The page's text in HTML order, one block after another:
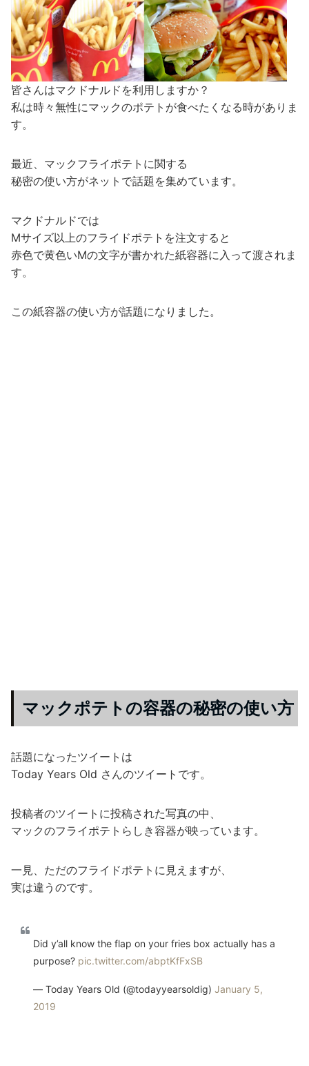
皆さんはマクドナルドを利用しますか？
私は時々無性にマックのポテトが食べたくなる時がありま
す。
最近、マックフライポテトに関する
秘密の使い方がネットで話題を集めています。
マクドナルドでは
Mサイズ以上のフライドポテトを注文すると
赤色で黄色いMの文字が書かれた紙容器に入って渡されま
す。
この紙容器の使い方が話題になりました。
マックポテトの容器の秘密の使い方
話題になったツイートは
Today Years Old さんのツイートです。
投稿者のツイートに投稿された写真の中、
マックのフライポテトらしき容器が映っています。
一見、ただのフライドポテトに見えますが、
実は違うのです。
Did y’all know the flap on your fries box actually has a
purpose? pic.twitter.com/abptKfFxSB
— Today Years Old (@todayyearsoldig) January 5,
2019